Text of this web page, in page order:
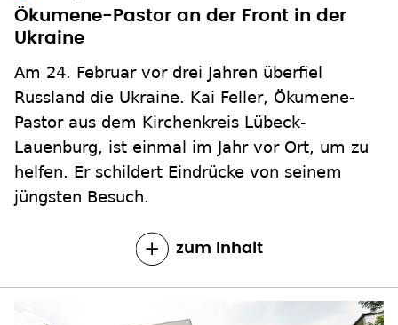
Ökumene-Pastor an der Front in der
Ukraine
Am 24. Februar vor drei Jahren überfiel
Russland die Ukraine. Kai Feller, Ökumene-
Pastor aus dem Kirchenkreis Lübeck-
Lauenburg, ist einmal im Jahr vor Ort, um zu
helfen. Er schildert Eindrücke von seinem
jüngsten Besuch.
zum Inhalt